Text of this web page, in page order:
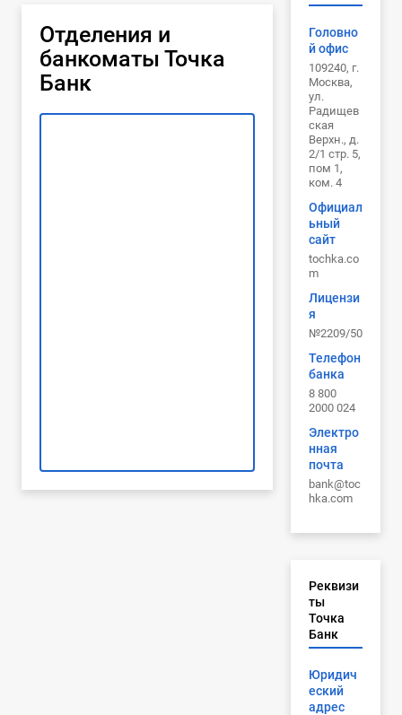
Отделения и
банкоматы Точка
Банк
Головно
й офис
109240, г.
Москва,
ул.
Радищев
ская
Верхн., д.
2/1 стр. 5,
пом 1,
ком. 4
Официал
ьный
сайт
tochka.co
m
Лицензи
я
№2209/50
Телефон
банка
8 800
2000 024
Электро
нная
почта
bank@toc
hka.com
Реквизи
ты
Точка
Банк
Юридич
еский
адрес